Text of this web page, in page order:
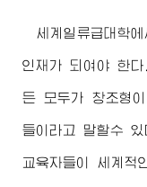
세계일류급대학
인재가 되여야 한
든 모두가 창조형
들이라고 말할수
교육자들이 세계적